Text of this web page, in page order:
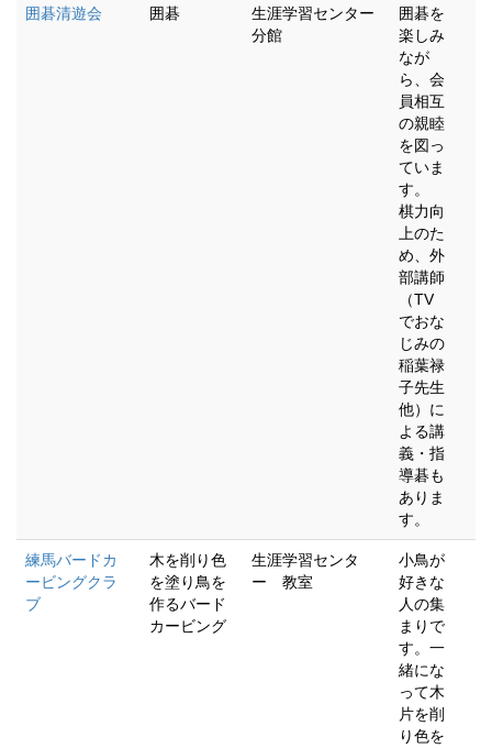
囲碁清遊会 囲碁
生涯学習センター
分館
囲碁を
楽しみ
なが
ら、会
員相互
の親睦
を図っ
ていま
す。
棋力向
上のた
め、外
部講師
（TV
でおな
じみの
稲葉禄
子先生
他）に
よる講
義・指
導碁も
ありま
す。
練馬バードカ
ービングクラ
ブ
木を削り色
を塗り鳥を
作るバード
カービング
生涯学習センタ
ー 教室
小鳥が
好きな
人の集
まりで
す。一
緒にな
って木
片を削
り色を